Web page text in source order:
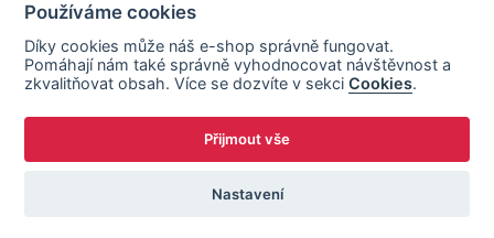
Používáme cookies
Díky cookies může náš e-shop správně fungovat.
Pomáhají nám také správně vyhodnocovat návštěvnost a
zkvalitňovat obsah. Více se dozvíte v sekciCookies.
Přijmout vše
Nastavení